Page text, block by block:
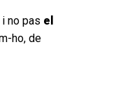
i no pas el
ho, de